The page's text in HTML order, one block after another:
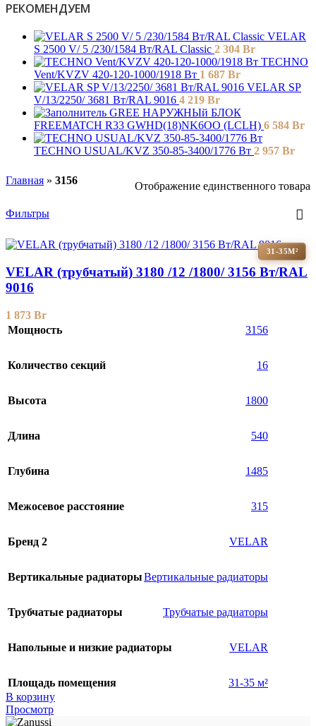
РЕКОМЕНДУЕМ
VELAR
S 2500 V/ 5 /230/1584 Вт/RAL Classic 2 304 Br
TECHNO
Vent/KVZV 420-120-1000/1918 Вт 1 687 Br
VELAR SP
V/13/2250/ 3681 Bт/RAL 9016 4 219 Br
GREE НАРУЖНЫй БЛОК
FREEMATCH R33 GWHD(18)NK6OO (LCLH) 6 584 Br
TECHNO USUAL/KVZ 350-85-3400/1776 Вт 2 957 Br
Главная » 3156 Отображение единственного товара
Фильтры
31-35М²
VELAR (трубчатый) 3180 /12 /1800/ 3156 Bт/RAL
9016
1 873 Br
Мощность
3156
Количество секций 16
Высота 1800
Длина 540
Глубина 1485
Межосевое расстояние 315
Бренд 2 VELAR
Вертикальные радиаторыВертикальные радиаторы
Трубчатые радиаторы Трубчатые радиаторы
Напольные и низкие радиаторы VELAR
Площадь помещения
31-35 м²
В корзину
Просмотр